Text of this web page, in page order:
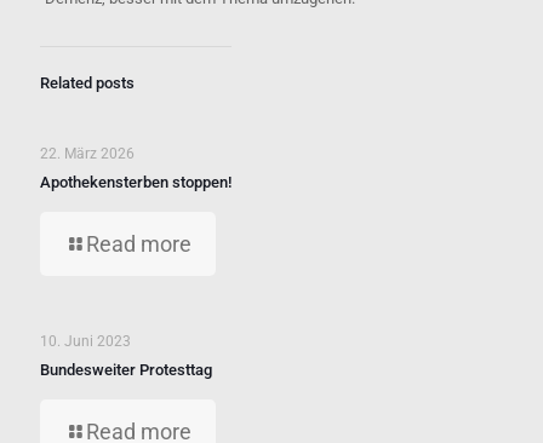
Related posts
22. März 2026
Apothekensterben stoppen!
Read more
10. Juni 2023
Bundesweiter Protesttag
Read more